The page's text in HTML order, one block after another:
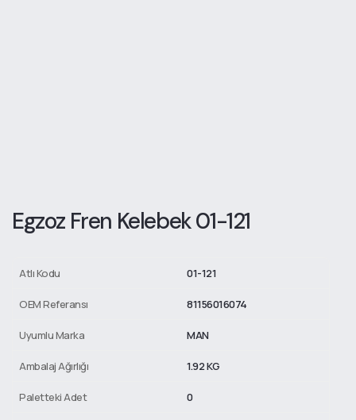
Egzoz Fren Kelebek 01-121
Atlı Kodu 01-121
OEM Referansı 81156016074
Uyumlu Marka MAN
Ambalaj Ağırlığı 1.92 KG
Paletteki Adet 0